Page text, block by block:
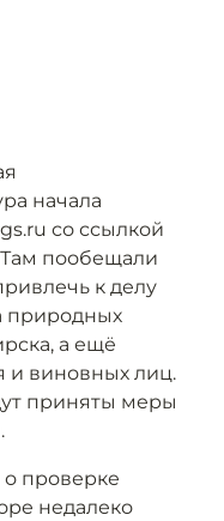
начала
со ссылкой
Там пообещали
к делу
природных
а ещё
и виновных лиц.
приняты меры
о проверке
недалеко